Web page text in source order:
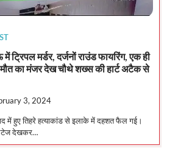
मर्डर, दर्जनों राउंड फायरिंग, एक ही
मौत का मंजर देख चौथे शख्स की हार्ट अटैक से
3, 2024
में हुए तिहरे हत्याकांड से इलाके में दहशत फैल गई।
फुटेज देखकर…